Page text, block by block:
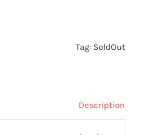
Tag: SoldOut
Description